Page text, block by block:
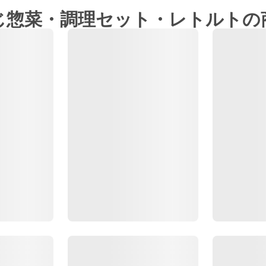
惣菜・調理セット・レトルトの